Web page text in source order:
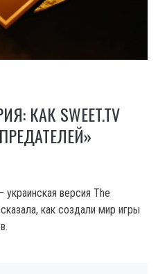
КАК SWEET.TV
версия The
как создали мир игры